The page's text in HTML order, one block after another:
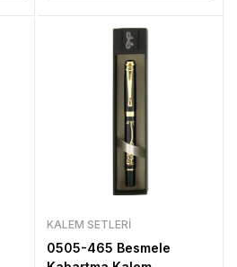
KALEM SETLERI
0505-465 Besmele